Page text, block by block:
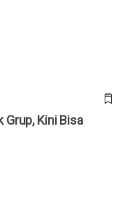
Grup, Kini Bisa